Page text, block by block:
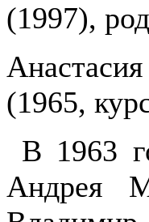
(1997),
(1965,
В 1963
Андрея